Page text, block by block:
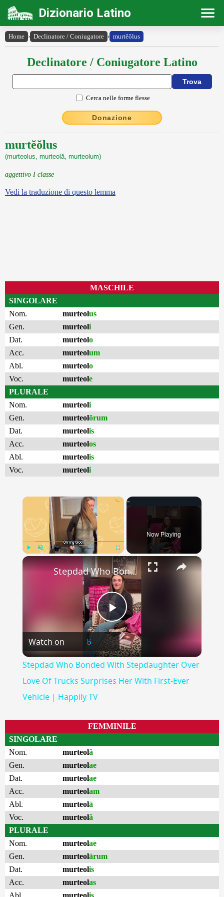
Dizionario Latino
Home › Declinatore / Coniugatore › murtĕŏlus
Declinatore / Coniugatore Latino
Cerca nelle forme flesse
Donazione
murtĕŏlus
(murteolus, murteolă, murteolum)
aggettivo I classe
Vedi la traduzione di questo lemma
MASCHILE
SINGOLARE
Nom.
murteolus
Gen.
murteoli
Dat.
murteolo
Acc.
murteolum
Abl.
murteolo
Voc.
murteole
PLURALE
Nom.
murteoli
Gen.
murteolōrum
Dat.
murteolis
Acc.
murteolos
Abl.
murteolis
Voc.
murteoli
×
Fullscreen
Now Playing
×
Play
Video
Stepdad Who Bonded With Stepdaughter Over Love Of Trucks Surprises Her With First-Ever Vehicle | Happily TV
Watch on
Stepdad Who Bonded With Stepdaughter Over
Love Of Trucks Surprises Her With First-Ever
Vehicle | Happily TV
FEMMINILE
SINGOLARE
Nom.
murteolă
Gen.
murteolae
Dat.
murteolae
Acc.
murteolam
Abl.
murteolā
Voc.
murteolă
PLURALE
Nom.
murteolae
Gen.
murteolārum
Dat.
murteolis
Acc.
murteolas